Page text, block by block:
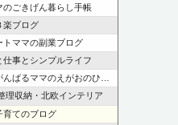
のごきげん暮らし手帳
楽ブログ
トママの副業ブログ
事とシンプルライフ
るママのえがおのひろば
理収納・北欧インテリア
育てのブログ